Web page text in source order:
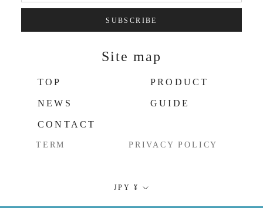
SUBSCRIBE
Site map
TOP PRODUCT
NEWS GUIDE
CONTACT
TERM PRIVACY POLICY
Currency
JPY ¥